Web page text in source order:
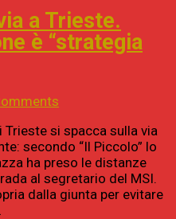
a Trieste.
è “strategia
si spacca sulla via
secondo “Il Piccolo” lo
ha preso le distanze
al segretario del MSI.
dalla giunta per evitare